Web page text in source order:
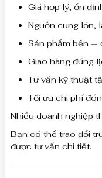
Giá hợp lý, ổn
Nguồn cung lớn,
Sản phẩm bền —
Giao hàng đúng
Tư vấn kỹ thuật
Tối ưu chi phí
Nhiều doanh nghiệp
Bạn có thể trao đổi
được tư vấn chi tiết.